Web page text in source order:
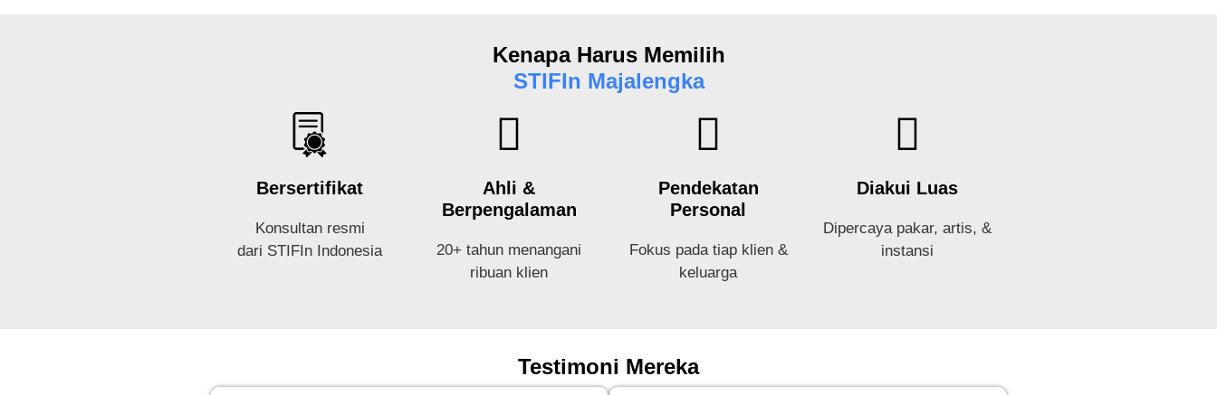
Kenapa Harus Memilih
STIFIn Majalengka
Bersertifikat
Konsultan resmi
dari STIFIn Indonesia
Ahli &
Berpengalaman
20+ tahun menangani
ribuan klien
Pendekatan
Personal
Fokus pada tiap klien &
keluarga
Diakui Luas
Dipercaya pakar, artis, &
instansi
Testimoni Mereka